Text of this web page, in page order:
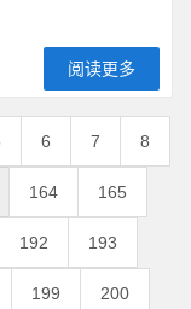
阅读更多
6 7 8
164 165
192 193
199 200